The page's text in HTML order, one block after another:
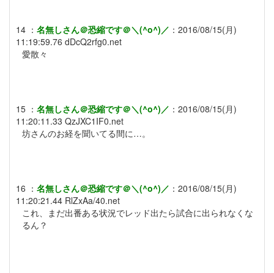
14 ： 名無しさん＠恐縮です＠＼(^o^)／ ： 2016/08/15(月)
11:19:59.76 dDcQ2rfg0.net
愛散々
15 ： 名無しさん＠恐縮です＠＼(^o^)／ ： 2016/08/15(月)
11:20:11.33 QzJXC1IF0.net
坊さんのお経を聞いてる間に…。
16 ： 名無しさん＠恐縮です＠＼(^o^)／ ： 2016/08/15(月)
11:20:21.44 RlZxAa/40.net
これ、まだ出番ある状況でレッド出たら試合に出られなくな
るん？